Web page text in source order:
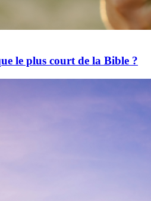
le plus court de la Bible ?